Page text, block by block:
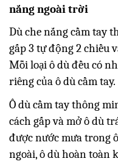
nắng ngoài trời
Dù che nắng cầm tay
gấp 3 tự động 2 chiều
Mỗi loại ô dù đều có
riêng của ô dù cầm tay.
Ô dù cầm tay thông
cách gấp và mở ô dù
được nước mưa trong
ngoài, ô dù hoàn toàn